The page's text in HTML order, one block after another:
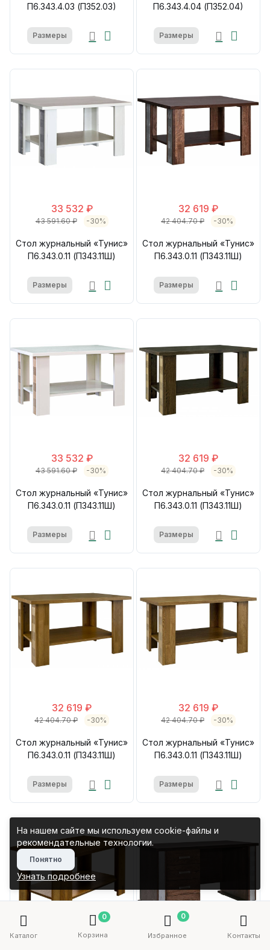
П6.343.4.03 (П352.03)
Размеры
П6.343.4.04 (П352.04)
Размеры
33 532 ₽
43 591.60 ₽ -30%
Стол журнальный «Тунис»
П6.343.0.11 (П343.11Ш)
Размеры
32 619 ₽
42 404.70 ₽ -30%
Стол журнальный «Тунис»
П6.343.0.11 (П343.11Ш)
Размеры
33 532 ₽
43 591.60 ₽ -30%
Стол журнальный «Тунис»
П6.343.0.11 (П343.11Ш)
Размеры
32 619 ₽
42 404.70 ₽ -30%
Стол журнальный «Тунис»
П6.343.0.11 (П343.11Ш)
Размеры
32 619 ₽
42 404.70 ₽ -30%
Стол журнальный «Тунис»
П6.343.0.11 (П343.11Ш)
Размеры
32 619 ₽
42 404.70 ₽ -30%
Стол журнальный «Тунис»
П6.343.0.11 (П343.11Ш)
Размеры
Каталог
0
Корзина
0
Избранное Контакты
На нашем сайте мы используем cookie-файлы и
рекомендательные технологии.
Понятно
Узнать подробнее